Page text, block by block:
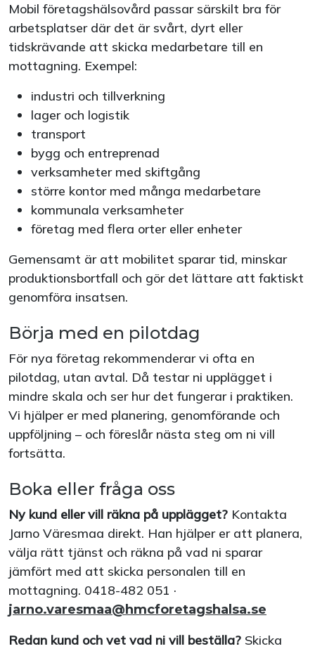
Mobil företagshälsovård passar särskilt bra för
arbetsplatser där det är svårt, dyrt eller
tidskrävande att skicka medarbetare till en
mottagning. Exempel:
industri och tillverkning
lager och logistik
transport
bygg och entreprenad
verksamheter med skiftgång
större kontor med många medarbetare
kommunala verksamheter
företag med flera orter eller enheter
Gemensamt är att mobilitet sparar tid, minskar
produktionsbortfall och gör det lättare att faktiskt
genomföra insatsen.
Börja med en pilotdag
För nya företag rekommenderar vi ofta en
pilotdag, utan avtal. Då testar ni upplägget i
mindre skala och ser hur det fungerar i praktiken.
Vi hjälper er med planering, genomförande och
uppföljning – och föreslår nästa steg om ni vill
fortsätta.
Boka eller fråga oss
Ny kund eller vill räkna på upplägget? Kontakta
Jarno Väresmaa direkt. Han hjälper er att planera,
välja rätt tjänst och räkna på vad ni sparar
jämfört med att skicka personalen till en
mottagning. 0418-482 051 ·
jarno.varesmaa@hmcforetagshalsa.se
Redan kund och vet vad ni vill beställa? Skicka